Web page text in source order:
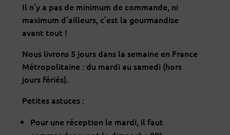
Il n’y a pas de minimum de commande, ni
maximum d’ailleurs, c’est la gourmandise
avant tout !
Nous livrons 5 jours dans la semaine en France
Métropolitaine : du mardi au samedi (hors
jours fériés).
Petites astuces :
Pour une réception le mardi, il faut